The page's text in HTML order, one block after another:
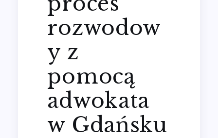
rozwodow
y z
pomocą
adwokata
w Gdańsku